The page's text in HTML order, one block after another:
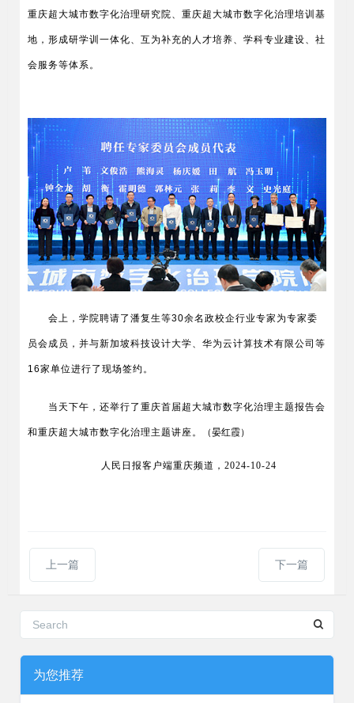
重庆超大城市数字化治理研究院、重庆超大城市数字化治理培训基
地，形成研学训一体化、互为补充的人才培养、学科专业建设、社
会服务等体系。
会上，学院聘请了潘复生等30余名政校企行业专家为专家委
员会成员，并与新加坡科技设计大学、华为云计算技术有限公司等
16家单位进行了现场签约。
当天下午，还举行了重庆首届超大城市数字化治理主题报告会
和重庆超大城市数字化治理主题讲座。 （晏红霞）
人民日报客户端重庆频道， 2024-10-24
上一篇 下一篇
为您推荐